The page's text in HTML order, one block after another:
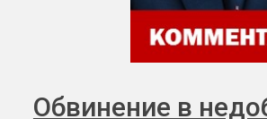
Обвинение в